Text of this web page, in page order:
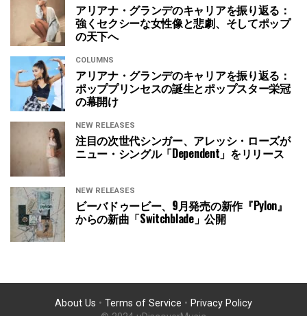
アリアナ・グランデのキャリアを振り返る：
強くセクシーな女性像と悲劇、そしてポップ
の天下へ
COLUMNS
アリアナ・グランデのキャリアを振り返る：
ポッププリンセスの誕生とポップスター栄冠
の幕開け
NEW RELEASES
注目の次世代シンガー、アレッシ・ローズが
ニュー・シングル「Dependent」をリリース
NEW RELEASES
ビーバドゥービー、9月発売の新作『Pylon』
からの新曲「Switchblade」公開
About Us • Terms of Service • Privacy Policy